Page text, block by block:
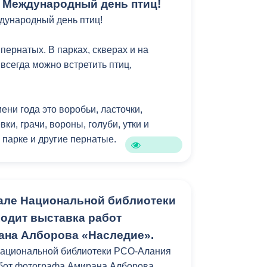
пройдёт с 1 по 5 апреля.
памятный приз - золотую
с 6 июля до момента заполнения
не позднее 5 сентября. На
детей.
родителям можно направить
Если заявление подаётся
прикрепить скан-копии всех
ребёнка;
ребёнка по месту жительства или
право на льготы (если есть).
день птиц!
день птиц!
В парках, скверах и на
можно встретить птиц,
года это воробьи, ласточки,
грачи, вороны, голуби, утки и
и другие пернатые.
Национальной библиотеки
выставка работ
Алборова «Наследие».
библиотеки РСО-Алания